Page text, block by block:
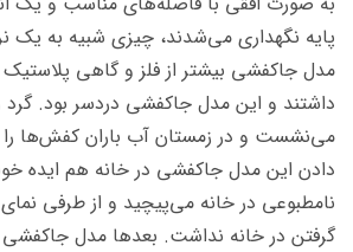
پایه نگهداری می‌شدند، چیزی شبیه به یک
مدل جاکفشی بیشتر از فلز و گاهی
داشتند و این مدل جاکفشی دردسر بود.
می‌نشست و در زمستان آب باران کفش‌ها
دادن این مدل جاکفشی در خانه‌ هم ایده
نامطبوعی در خانه می‌پیچید و از طرفی نمای
گرفتن در خانه نداشت. بعدها مدل